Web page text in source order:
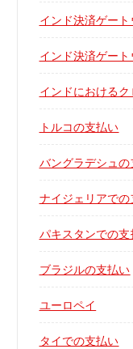
インド決済ゲート
インド決済ゲート
インドにおける
トルコの支払い
バングラデシュ
ナイジェリアで
パキスタンでの
ブラジルの支払い
ユーロペイ
タイでの支払い